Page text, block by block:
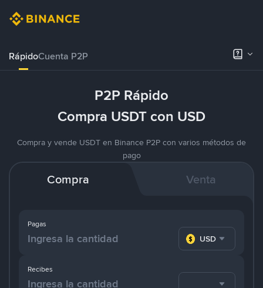
RápidoCuenta P2P
P2P Rápido
Compra USDT con USD
Compra y vende USDT en Binance P2P con varios métodos de
pago
Compra Venta
Pagas
USD
Recibes